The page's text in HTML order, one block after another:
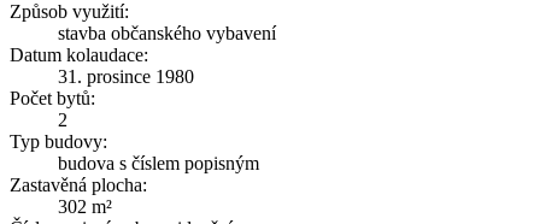
Způsob využití:
stavba občanského vybavení
Datum kolaudace:
31. prosince 1980
Počet bytů:
2
Typ budovy:
budova s číslem popisným
Zastavěná plocha:
302 m²